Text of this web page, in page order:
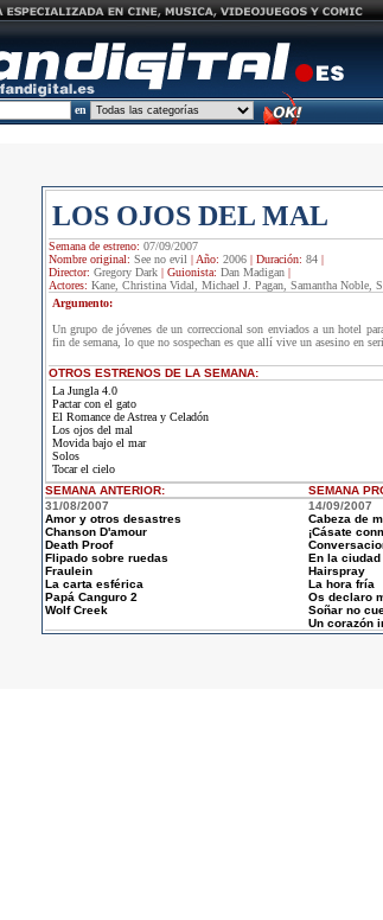
en
LOS OJOS DEL MAL
Semana de estreno: 07/09/2007
Nombre original: See no evil | Año: 2006| Duración: 84|
Director: Gregory Dark| Guionista: Dan Madigan|
Actores: Kane, Christina Vidal, Michael J. Pagan, Samantha Noble,
Argumento:
Un grupo de jóvenes de un correccional son enviados a un hotel
fin de semana, lo que no sospechan es que allí vive un asesino en
OTROS ESTRENOS DE LA SEMANA:
La Jungla 4.0
Pactar con el gato
El Romance de Astrea y Celadón
Los ojos del mal
Movida bajo el mar
Solos
Tocar el cielo
SEMANA ANTERIOR: SEMANA
31/08/2007
Amor y otros desastres
Chanson D'amour
Death Proof
Flipado sobre ruedas
Fraulein
La carta esférica
Papá Canguro 2
Wolf Creek
14/09/2007
Cabeza de
¡Cásate
En la
Hairspray
La hora fría
Os declaro
Soñar no
Un corazón